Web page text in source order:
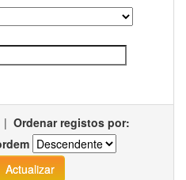
| Ordenar registos por: